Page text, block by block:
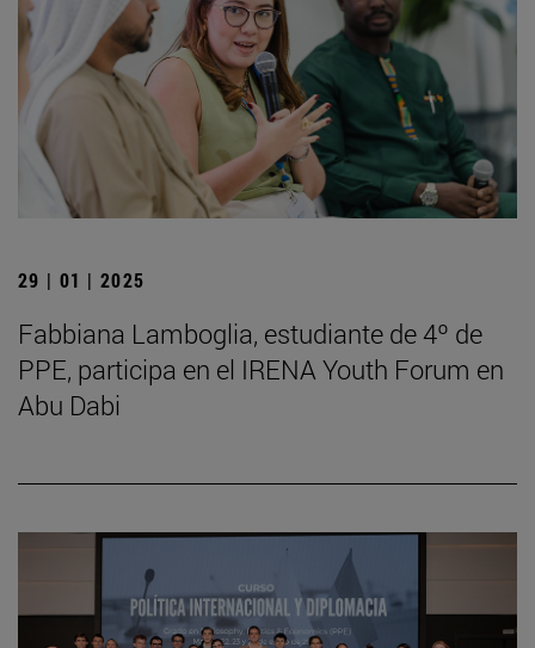
29 | 01 | 2025
Fabbiana Lamboglia, estudiante de 4º de
PPE, participa en el IRENA Youth Forum en
Abu Dabi